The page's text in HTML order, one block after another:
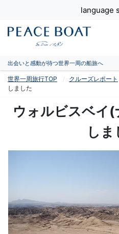
language
出会いと感動が待つ世界一周の船旅へ
世界一周旅行TOP クルーズレポート
しました
ウォルビスベイ
しま